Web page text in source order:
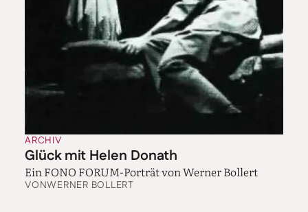
ARCHIV
Glück mit Helen Donath
Ein FONO FORUM-Porträt von Werner Bollert
VONWERNER BOLLERT